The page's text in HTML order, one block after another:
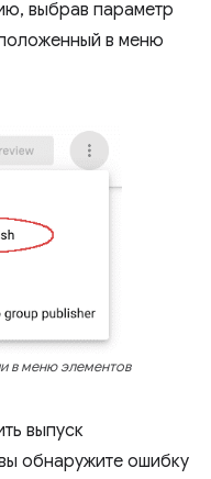
выбрав параметр
в меню
в меню элементов
выпуск
обнаружите ошибку